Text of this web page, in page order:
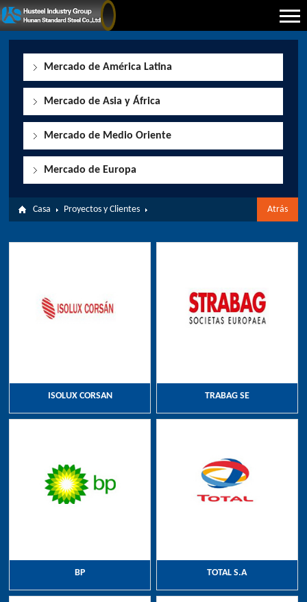
Mercado de América Latina
Mercado de Asia y África
Mercado de Medio Oriente
Mercado de Europa
Atrás
Casa Proyectos y Clientes
ISOLUX CORSAN TRABAG SE
BP TOTAL S.A